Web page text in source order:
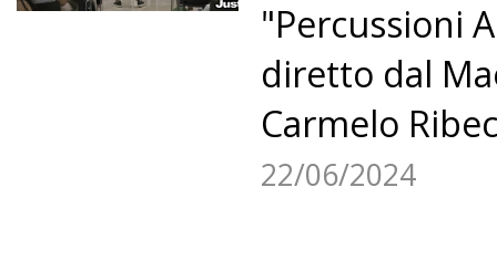
"Percussioni
diretto dal
Carmelo
22/06/2024